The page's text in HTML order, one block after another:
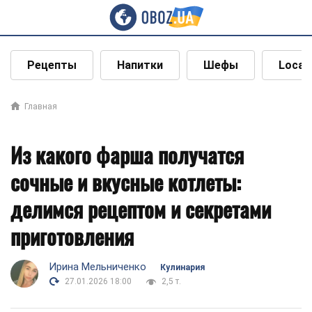
Рецепты Напитки Шефы Local
Главная
Из какого фарша получатся
сочные и вкусные котлеты:
делимся рецептом и секретами
приготовления
Ирина Мельниченко
Кулинария
27.01.2026 18:00
2,5 т.